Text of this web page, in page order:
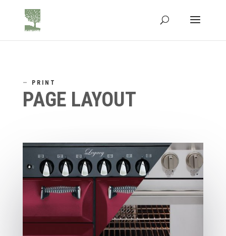
— PRINT
PAGE LAYOUT